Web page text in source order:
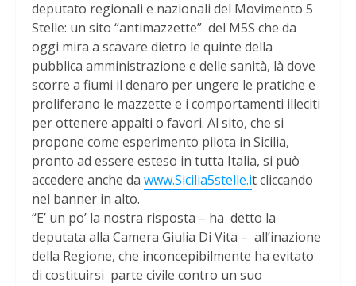
deputato regionali e nazionali del Movimento 5
Stelle: un sito “antimazzette” del M5S che da
oggi mira a scavare dietro le quinte della
pubblica amministrazione e delle sanità, là dove
scorre a fiumi il denaro per ungere le pratiche e
proliferano le mazzette e i comportamenti illeciti
per ottenere appalti o favori. Al sito, che si
propone come esperimento pilota in Sicilia,
pronto ad essere esteso in tutta Italia, si può
accedere anche da www.Sicilia5stelle.it cliccando
nel banner in alto.
“E’ un po’ la nostra risposta – ha detto la
deputata alla Camera Giulia Di Vita – all’inazione
della Regione, che inconcepibilmente ha evitato
di costituirsi parte civile contro un suo